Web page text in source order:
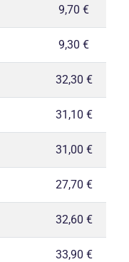
9,70 €
9,30 €
32,30 €
31,10 €
31,00 €
27,70 €
32,60 €
33,90 €